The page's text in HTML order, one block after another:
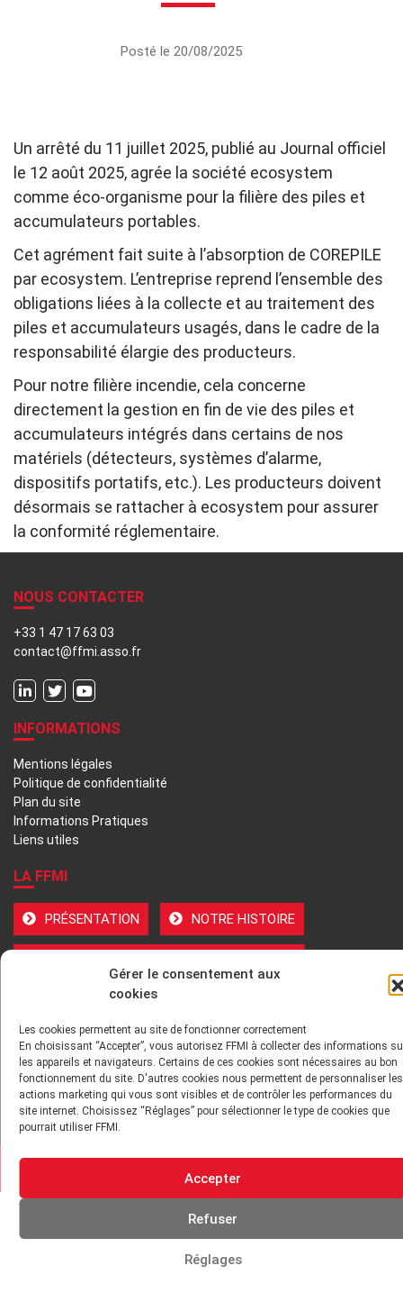
Gérer le consentement aux
cookies
Les cookies permettent au site de fonctionner correctement
En choisissant “Accepter”, vous autorisez FFMI à collecter des informations
les appareils et navigateurs. Certains de ces cookies sont nécessaires au bon
fonctionnement du site. D'autres cookies nous permettent de personnaliser les
actions marketing qui vous sont visibles et de contrôler les performances du
site internet. Choisissez “Réglages” pour sélectionner le type de cookies que
pourrait utiliser FFMI.
Accepter
Refuser
Réglages
Posté le 20/08/2025
Un arrêté du 11 juillet 2025, publié au Journal officiel
le 12 août 2025, agrée la société ecosystem
comme éco-organisme pour la filière des piles et
accumulateurs portables.
Cet agrément fait suite à l’absorption de COREPILE
par ecosystem. L’entreprise reprend l’ensemble des
obligations liées à la collecte et au traitement des
piles et accumulateurs usagés, dans le cadre de la
responsabilité élargie des producteurs.
Pour notre filière incendie, cela concerne
directement la gestion en fin de vie des piles et
accumulateurs intégrés dans certains de nos
matériels (détecteurs, systèmes d’alarme,
dispositifs portatifs, etc.). Les producteurs doivent
désormais se rattacher à ecosystem pour assurer
la conformité réglementaire.
NOUS CONTACTER
+33 1 47 17 63 03
contact@ffmi.asso.fr
INFORMATIONS
Mentions légales
Politique de confidentialité
Plan du site
Informations Pratiques
Liens utiles
LA FFMI
PRÉSENTATION NOTRE HISTOIRE
GOUVERNANCE
ENVIRONNEMENT TECHNIQUE ET INSTITUTIONNEL
ADHÉRER